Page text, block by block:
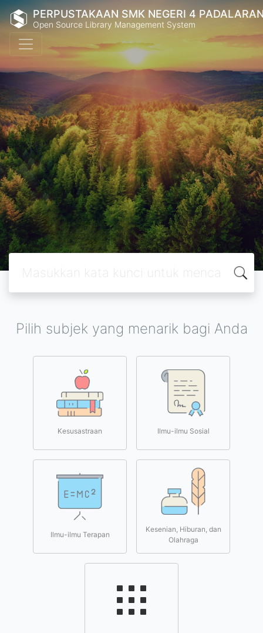
PERPUSTAKAAN SMK NEGERI 4
Open Source Library Management System
Pilih subjek yang menarik bagi Anda
Kesusastraan Ilmu-ilmu Sosial
Ilmu-ilmu Terapan
Kesenian, Hiburan, dan
Olahraga